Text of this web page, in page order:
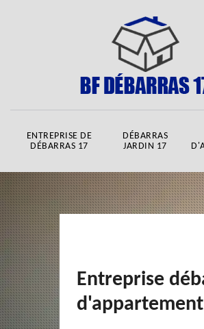
ENTREPRISE DE
DÉBARRAS 17
DÉBARRAS
JARDIN 17
Entreprise